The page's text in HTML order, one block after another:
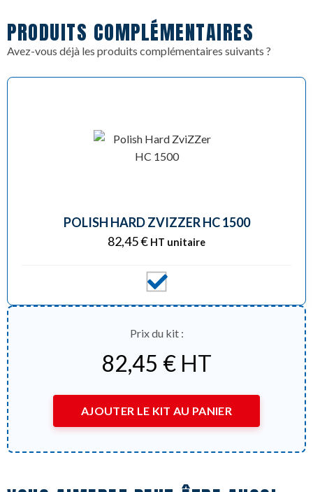
PRODUITS COMPLÉMENTAIRES
Avez-vous déjà les produits complémentaires suivants ?
POLISH HARD ZVIZZER HC 1500
82,45€ HT unitaire
Prix du kit :
82,45 € HT
AJOUTER LE KIT AU PANIER